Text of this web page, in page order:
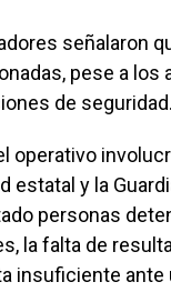
señalaron
pese a
de seguridad.
operativo
estatal y la
personas
la falta de
insuficiente ante